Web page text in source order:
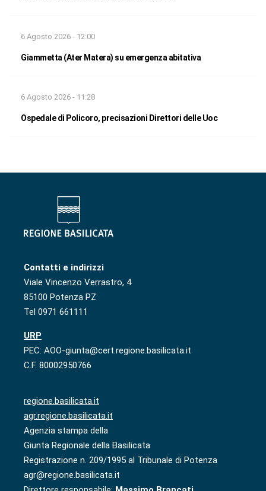
6 Agosto 2026 - 12:00
Giammetta (Ater Matera) su emergenza abitativa
6 Agosto 2026 - 11:28
Ospedale di Policoro, precisazioni Direttori delle Uoc
Contatti e indirizzi
Viale Vincenzo Verrastro, 4
85100 Potenza PZ
Tel 0971 661111
URP
PEC: AOO-giunta@cert.regione.basilicata.it
C.F. 80002950766
regione.basilicata.it
agr.regione.basilicata.it
Agenzia stampa della
Giunta Regionale della Basilicata
Registrazione n. 209/1995 al Tribunale di Potenza
agr@regione.basilicata.it